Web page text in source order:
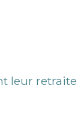
leur retraite